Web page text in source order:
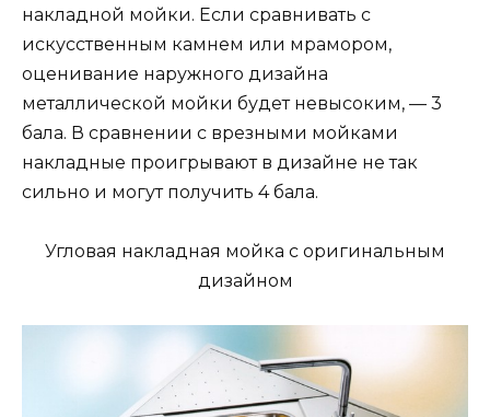
накладной мойки. Если сравнивать с
искусственным камнем или мрамором,
оценивание наружного дизайна
металлической мойки будет невысоким, — 3
бала. В сравнении с врезными мойками
накладные проигрывают в дизайне не так
сильно и могут получить 4 бала.
Угловая накладная мойка с оригинальным
дизайном